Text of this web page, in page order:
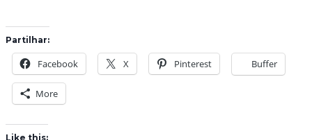
Partilhar:
Facebook X Pinterest Buffer
More
Like this: